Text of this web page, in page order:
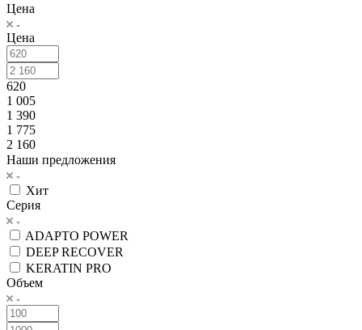
Цена
Цена
620
1 005
1 390
1 775
2 160
Наши предложения
Хит
Серия
ADAPTO POWER
DEEP RECOVER
KERATIN PRO
Объем